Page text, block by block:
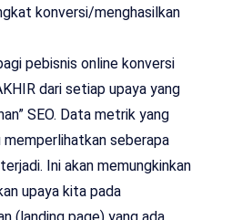
konversi/menghasilkan
pebisnis online konversi
dari setiap upaya yang
SEO. Data metrik yang
memperlihatkan seberapa
Ini akan memungkinkan
upaya kita pada